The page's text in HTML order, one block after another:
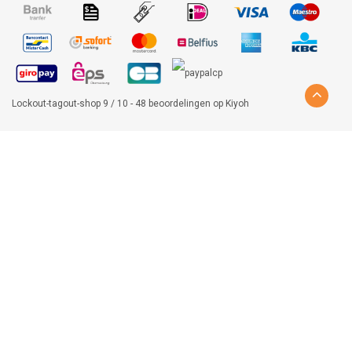
Lockout-tagout-shop 9 / 10 - 48 beoordelingen op Kiyoh